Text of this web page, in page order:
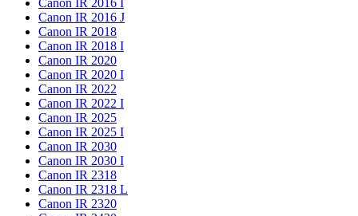
Canon IR 2016 J
Canon IR 2018
Canon IR 2018 I
Canon IR 2020
Canon IR 2020 I
Canon IR 2022
Canon IR 2022 I
Canon IR 2025
Canon IR 2025 I
Canon IR 2030
Canon IR 2030 I
Canon IR 2318
Canon IR 2318 L
Canon IR 2320